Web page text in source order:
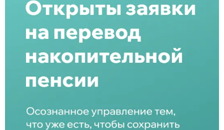
Бизнесу
Корпоративная пенсионная программа
(КПП)
Программа долгосрочных сбережений (ПДС)
Накопительная пенсия по обязательному
пенсионному страхованию (ОПС)
обеспечению (НПО)